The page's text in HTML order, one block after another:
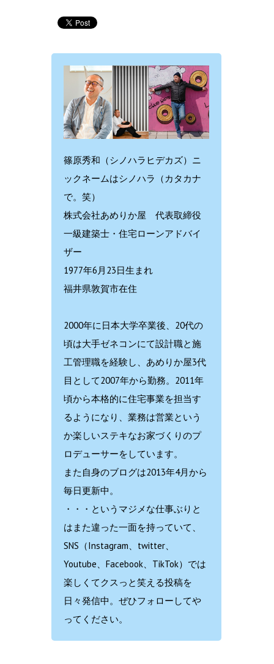
篠原秀和（シノハラヒデカズ）ニ
ックネームはシノハラ（カタカナ
で。笑）
株式会社あめりか屋 代表取締役
一級建築士・住宅ローンアドバイ
ザー
1977年6月23日生まれ
福井県敦賀市在住
2000年に日本大学卒業後、20代の
頃は大手ゼネコンにて設計職と施
工管理職を経験し、あめりか屋3代
目として2007年から勤務。2011年
頃から本格的に住宅事業を担当す
るようになり、業務は営業という
か楽しいステキなお家づくりのプ
ロデューサーをしています。
また自身のブログは2013年4月から
毎日更新中。
・・・というマジメな仕事ぶりと
はまた違った一面を持っていて、
SNS（Instagram、twitter、
Youtube、Facebook、TikTok）では
楽しくてクスっと笑える投稿を
日々発信中。ぜひフォローしてや
ってください。